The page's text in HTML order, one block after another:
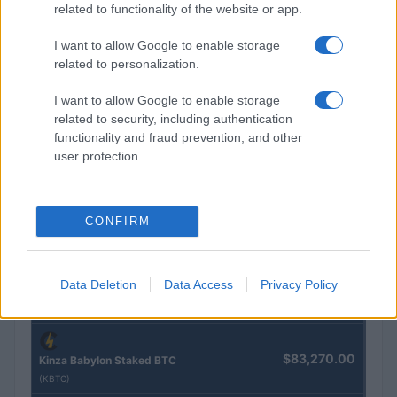
related to functionality of the website or app.
I want to allow Google to enable storage
related to personalization.
I want to allow Google to enable storage
related to security, including authentication
functionality and fraud prevention, and other
user protection.
CONFIRM
Data Deletion Data Access Privacy Policy
grondstoffenprijzen
Sanne De Vries · 4 aug 2026
Naam
Eureka Bridged PAX Gold (Terra $4,205.78
Kinza Babylon Staked BTC
(KBTC)
$83,270.00